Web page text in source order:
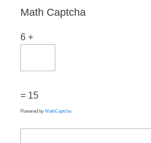
Math Captcha
6 +
= 15
Powered by MathCaptcha